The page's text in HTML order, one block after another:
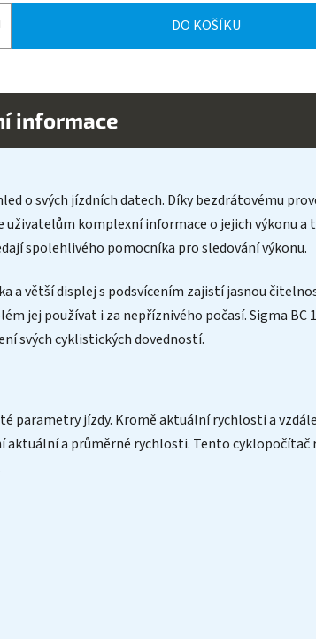
DO KOŠÍKU
informace
o svých jízdních datech. Díky bezdrátovému
komplexní informace o jejich výkonu a
spolehlivého pomocníka pro sledování výkonu.
větší displej s podsvícením zajistí jasnou
jej používat i za nepříznivého počasí. Sigma BC
svých cyklistických dovedností.
parametry jízdy. Kromě aktuální rychlosti a
a průměrné rychlosti. Tento cyklopočítač